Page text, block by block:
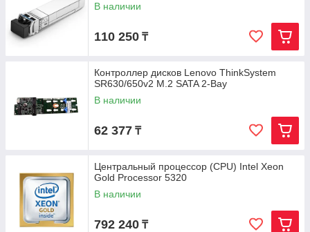
В наличии
110 250 ₸
Контроллер дисков Lenovo ThinkSystem
SR630/650v2 M.2 SATA 2-Bay
В наличии
62 377 ₸
Центральный процессор (CPU) Intel Xeon
Gold Processor 5320
В наличии
792 240 ₸